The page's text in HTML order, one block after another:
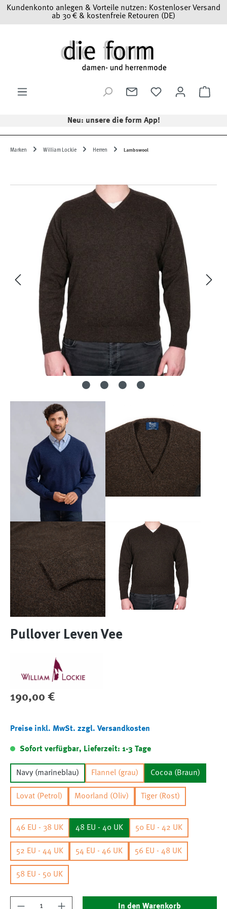
Zum Hauptinhalt springen
Kundenkonto anlegen & Vorteile nutzen: Kostenloser Versand
ab 30 € & kostenfreie Retouren (DE)
Neu: unsere die form App!
Marken William Lockie Herren Lambswool
Pullover Leven Vee
Regulärer Preis:
190,00 €
Preise inkl. MwSt. zzgl. Versandkosten
Sofort verfügbar, Lieferzeit: 1-3 Tage
Navy (marineblau) Flannel (grau) Cocoa (Braun)
Lovat (Petrol) Moorland (Oliv) Tiger (Rost)
46 EU - 38 UK 48 EU - 40 UK 50 EU - 42 UK
52 EU - 44 UK 54 EU - 46 UK 56 EU - 48 UK
58 EU - 50 UK
Produkt Anzahl: Gib den gewünschten Wert
In den Warenkorb